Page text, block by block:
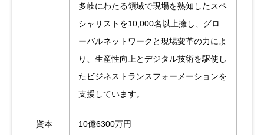
多岐にわたる領域で現場を熟知したスペ
シャリストを10,000名以上擁し、グロ
ーバルネットワークと現場変革の力によ
り、生産性向上とデジタル技術を駆使し
たビジネストランスフォーメーションを
支援しています。
資本
10億6300万円